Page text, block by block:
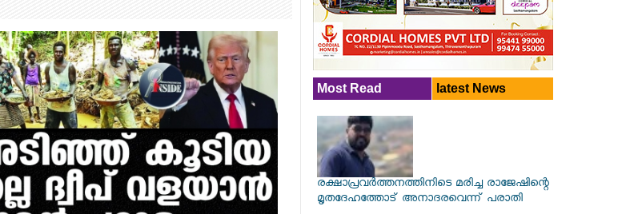
Most Read latest News
രക്ഷാപ്രവര്‍ത്തനത്തിനിടെ മരിച്ച രാജേഷിന്റെ
മൃതദേഹത്തോട് അനാദരവെന്ന് പരാതി